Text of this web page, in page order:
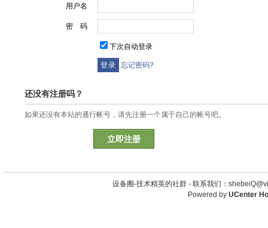
用户名
密 码
下次自动登录
忘记密码?
还没有注册吗？
如果还没有本站的通行帐号，请先注册一个属于自己的帐号吧。
立即注册
设备圈-技术精英的社群 - 联系我们：
Powered by UCenter